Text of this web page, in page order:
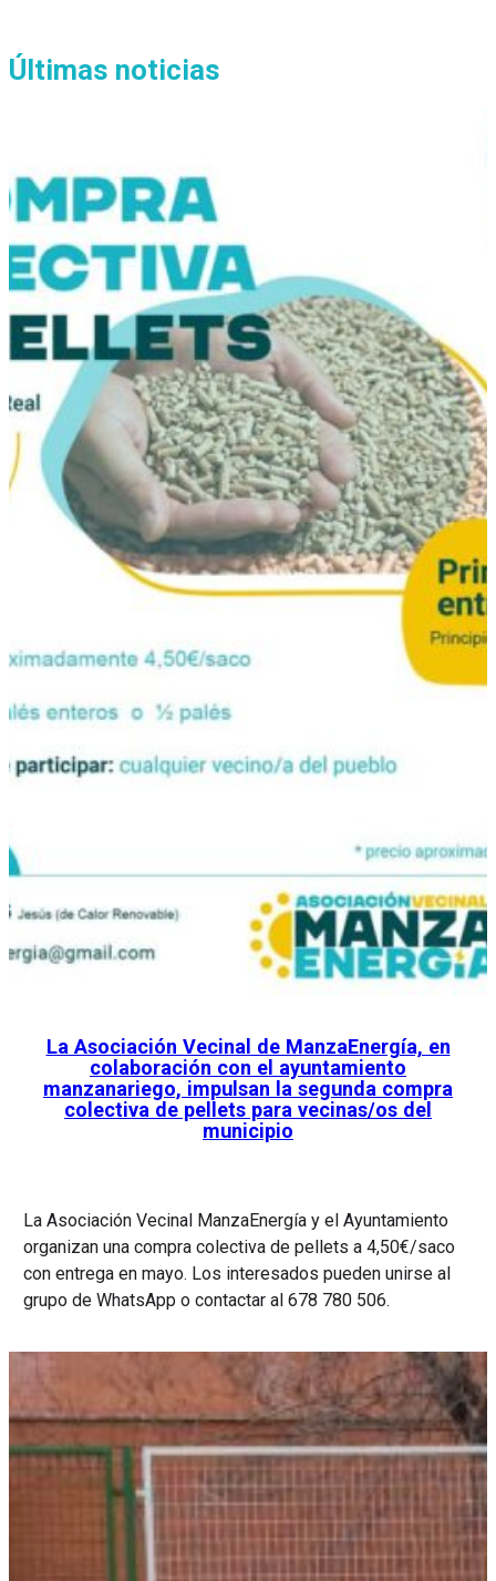
Últimas noticias
La Asociación Vecinal de ManzaEnergía, en
colaboración con el ayuntamiento
manzanariego, impulsan la segunda compra
colectiva de pellets para vecinas/os del
municipio
La Asociación Vecinal ManzaEnergía y el Ayuntamiento
organizan una compra colectiva de pellets a 4,50€/saco
con entrega en mayo. Los interesados pueden unirse al
grupo de WhatsApp o contactar al 678 780 506.